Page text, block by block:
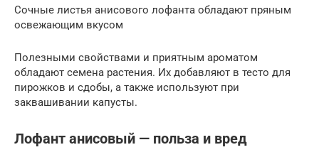
Сочные листья анисового лофанта обладают пряным
освежающим вкусом
Полезными свойствами и приятным ароматом
обладают семена растения. Их добавляют в тесто для
пирожков и сдобы, а также используют при
заквашивании капусты.
Лофант анисовый — польза и вред